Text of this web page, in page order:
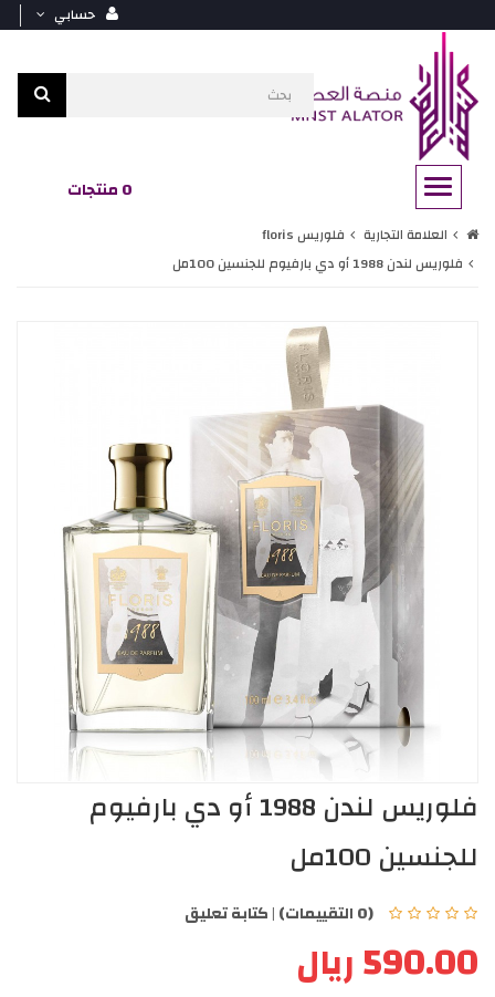
حسابي
0 منتجات
العلامة التجارية
فلوريس floris
فلوريس لندن 1988 أو دي بارفيوم للجنسين 100مل
فلوريس لندن 1988 أو دي بارفيوم
للجنسين 100مل
(0 التقييمات) |كتابة تعليق
590.00 ريال